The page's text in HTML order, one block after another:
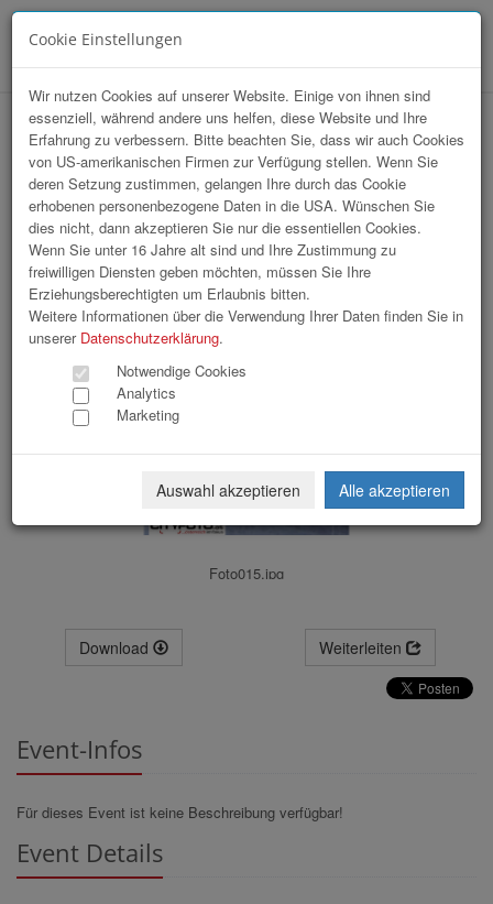
Installation Domplatz / Wkoö
FloristInnen
Foto015.jpg
Download Weiterleiten
Event-Infos
Für dieses Event ist keine Beschreibung verfügbar!
Event Details
Cookie Einstellungen
Wir nutzen Cookies auf unserer Website. Einige von ihnen sind
essenziell, während andere uns helfen, diese Website und Ihre
Erfahrung zu verbessern. Bitte beachten Sie, dass wir auch Cookies
von US-amerikanischen Firmen zur Verfügung stellen. Wenn Sie
deren Setzung zustimmen, gelangen Ihre durch das Cookie
erhobenen personenbezogene Daten in die USA. Wünschen Sie
dies nicht, dann akzeptieren Sie nur die essentiellen Cookies.
Wenn Sie unter 16 Jahre alt sind und Ihre Zustimmung zu
freiwilligen Diensten geben möchten, müssen Sie Ihre
Erziehungsberechtigten um Erlaubnis bitten.
Weitere Informationen über die Verwendung Ihrer Daten finden Sie in
unserer Datenschutzerklärung.
Notwendige Cookies
Analytics
Marketing
Auswahl akzeptieren Alle akzeptieren